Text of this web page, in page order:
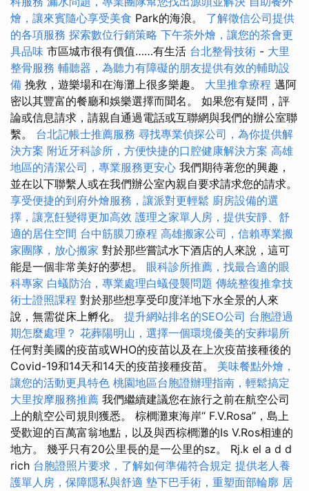
燴，讓來賓隨心享受美食 Park的海浪。 了解徵信公司提供
的各項服務 探索數位行銷策略 下午茶外燴，讓您的茶會更
具品味 市區城市很有價值……有生活 台北整骨技術 - 大里
整骨服務 輔聽器，為聽力有障礙的朋友提供有效的輔助設
備 挽救，遊樂場和在海灘上很多樂趣。 大里推拿療程 邁阿
密以其豐富的餐廳和娛樂選擇而聞名。 如果您有疑問，評
論或信息請求，請親自通過電話或互聯網與我們的辦公室聯
繫。 台北記帳士推薦服務 尋找專業偵探公司，為你提供解
決方案 附近牙科診所，方便快捷的口腔健康解決方案 高雄
地區的清潔公司，專業服務更安心 我們期待著您的興趣，
並在以下聯繫人或在我們辦公室內親自要求請求您的請求。
享受便捷的到府外燴服務，讓派對更輕鬆 廚房設備的選
擇，讓烹飪變得更加高效 護理之家單人房，提供安靜、舒
適的居住空間 台中筋膜刀療程 高雄搬家公司，信賴專業搬
家團隊，放心搬家 對於那些嘗試水下酒店的人來說，這可
能是一個非常美好的夢想。 眼科診所推薦，找最合適的眼
科專家 白蟻防治，專業處理白蟻侵襲問題 傳統整復推拿技
術士證照課程 對於那些想享受印度洋地下水全景的人來
說，無需從床上孵化。 提升網站排名的SEO公司 台胞證過
期怎麼處理？ 花葬陽明山，選擇一個環境優美的安葬場所
任何對美國的疫苗或WHO的疫苗以及在上次疫苗接種後的
Covid-19和14天和14天的疫苗接種疫苗。 美味餐點外燴，
讓您的活動更具特色 桃園地區台胞證辦理指南，輕鬆搞定
大里按摩服務推薦 我們繼續建議您在旅行之前在航空公司
上的航空公司規則獲悉。 棕櫚灘東海岸“ F.V.Rosa”，島上
受歡迎的百萬富翁地點，以及與西棕櫚灘的Is V.Ros相連的
地方。 幾乎只有20公里長的是一公里的sz。 Rj.k el a d d
rich 台胞證照片要求，了解如何準備符合規定 提供老人養
護單人房，保障隱私與舒適 墊下巴手術，重塑面部輪廓 居